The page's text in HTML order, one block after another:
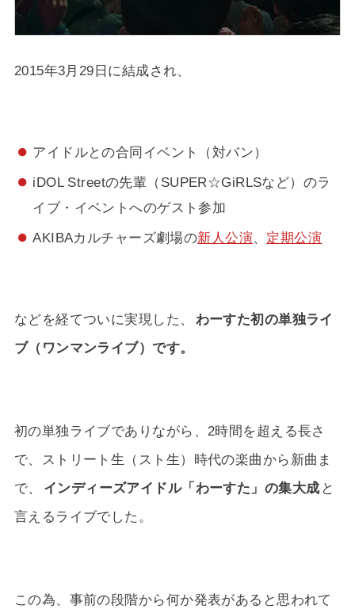
2015年3月29日に結成され、
アイドルとの合同イベント（対バン）
iDOL Streetの先輩（SUPER☆GiRLSなど）のラ
イブ・イベントへのゲスト参加
AKIBAカルチャーズ劇場の新人公演、 定期公演
などを経てついに実現した、
わーすた初の単独ライ
ブ（ワンマンライブ）です。
初の単独ライブでありながら、2時間を超える長さ
で、ストリート生（スト生）時代の楽曲から新曲ま
で、
インディーズアイドル「わーすた」の集大成 と
言えるライブでした。
この為、事前の段階から何か発表があると思われて